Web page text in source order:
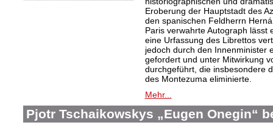
Eroberung der Hauptstadt des
den spanischen Feldherrn
Paris verwahrte Autograph lässt
eine Urfassung des Librettos
jedoch durch den Innenminister
gefordert und unter Mitwirkung
durchgeführt, die insbesondere
des Montezuma eliminierte.
Mehr...
Pjotr Tschaikowskys „Eugen Onegin“